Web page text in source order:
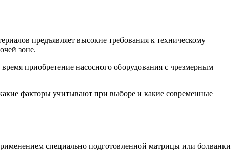
предъявляет высокие требования к техническому
зоне.
приобретение насосного оборудования с чрезмерным
факторы учитывают при выборе и какие современные
специально подготовленной матрицы или болванки –